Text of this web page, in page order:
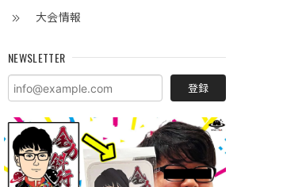
大会情報
NEWSLETTER
登録